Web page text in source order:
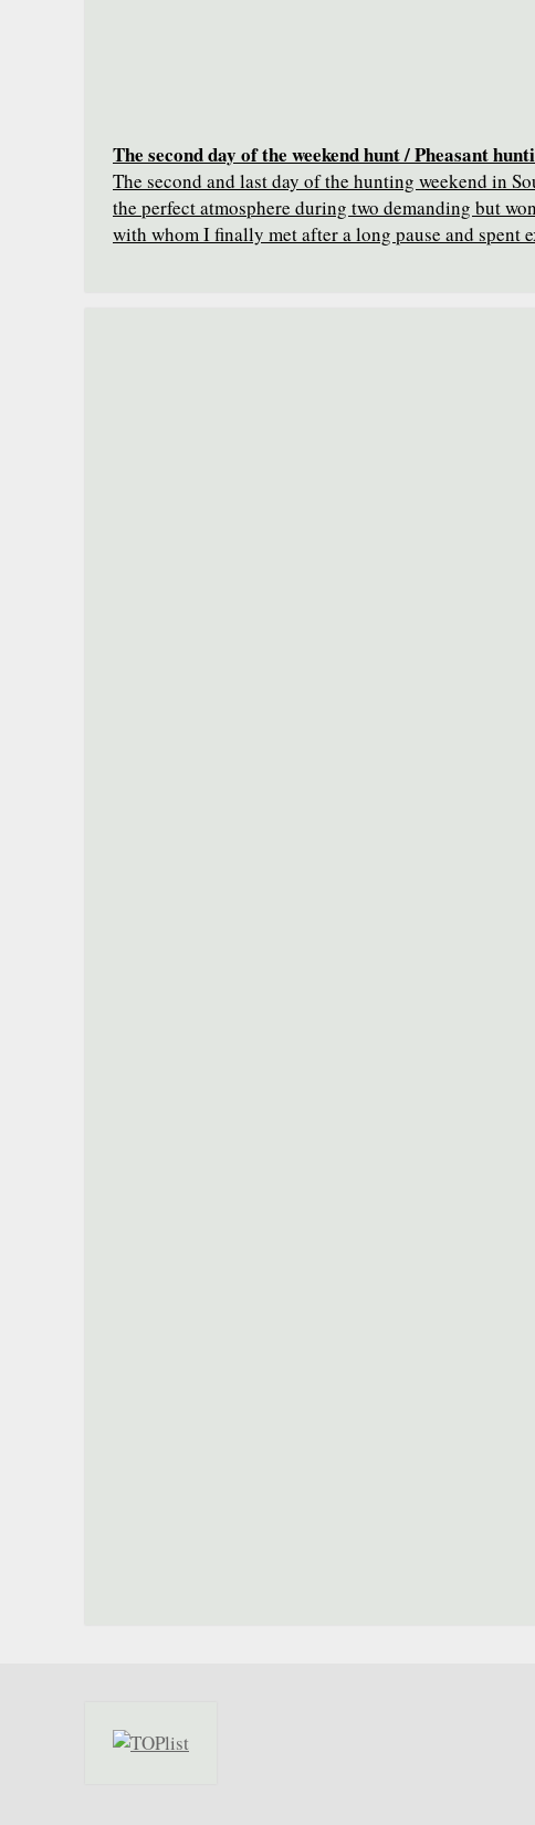
The second day of the weekend hunt / Pheasant
The second and last day of the hunting weekend in
the perfect atmosphere during two demanding but
with whom I finally met after a long pause and spent